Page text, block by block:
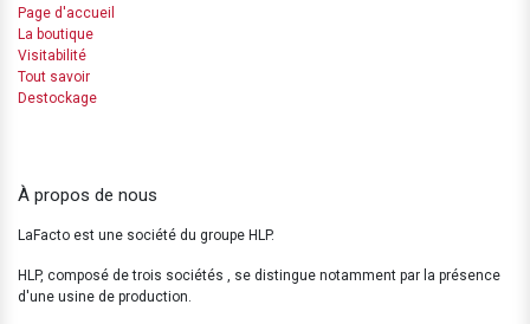
Page d'accueil
La boutique
Visitabilité
Tout savoir
Destockage
À propos de nous
LaFacto est une société du groupe HLP.
HLP, composé de trois sociétés , se distingue notamment par la présence
d'une usine de production.